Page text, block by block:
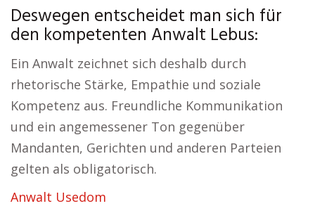
Deswegen entscheidet man sich für
den kompetenten Anwalt Lebus:
Ein Anwalt zeichnet sich deshalb durch
rhetorische Stärke, Empathie und soziale
Kompetenz aus. Freundliche Kommunikation
und ein angemessener Ton gegenüber
Mandanten, Gerichten und anderen Parteien
gelten als obligatorisch.
Anwalt Usedom